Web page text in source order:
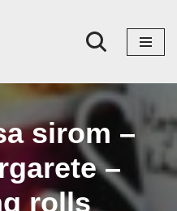
sirom –
–
rolls